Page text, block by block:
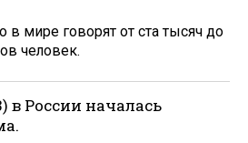
в мире говорят от ста тысяч до
человек.
в России началась